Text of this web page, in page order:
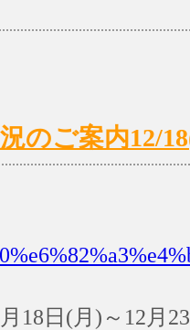
のご案内12/
18日(月)～12月